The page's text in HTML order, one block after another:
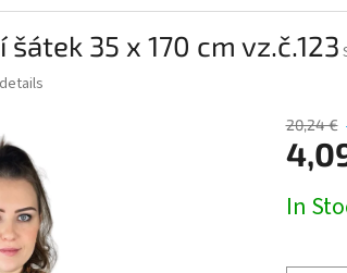
35 x 170 cm vz.č.123
20,24 €
price:
In